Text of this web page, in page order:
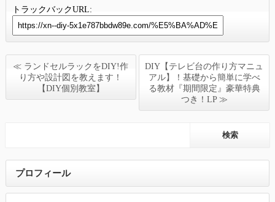
トラックバックURL:
≪ ランドセルラックをDIY!作
り方や設計図を教えます！
【DIY個別教室】
DIY【テレビ台の作り方マニュ
アル】！基礎から簡単に学べ
る教材『期間限定』豪華特典
つき！LP ≫
プロフィール